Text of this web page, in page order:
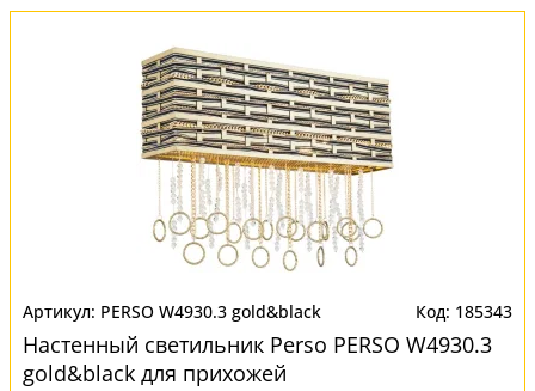
PERSO W4930.3 gold&black 185343
Настенный светильник Perso PERSO W4930.3
gold&black для прихожей